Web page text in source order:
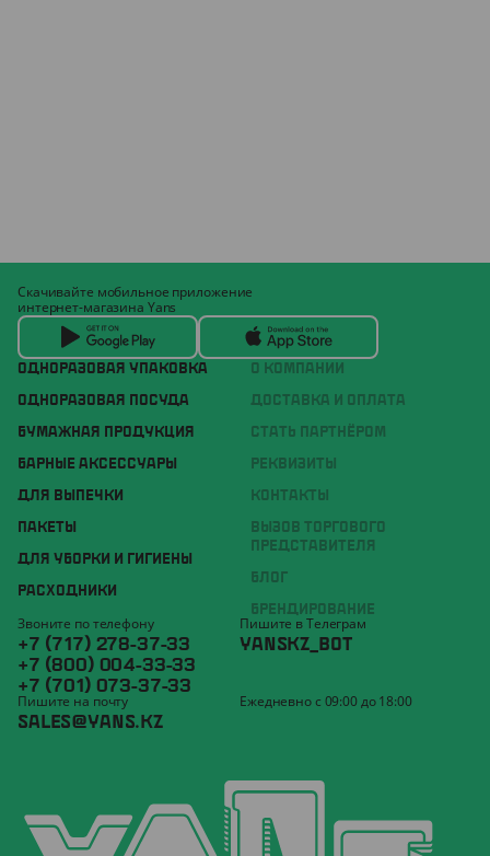
ОДНОРАЗОВАЯ УПАКОВКА
ОДНОРАЗОВАЯ ПОСУДА
БУМАЖНАЯ ПРОДУКЦИЯ
БАРНЫЕ АКСЕССУАРЫ
ДЛЯ ВЫПЕЧКИ
ПАКЕТЫ
ДЛЯ УБОРКИ И ГИГИЕНЫ
РАСХОДНИКИ
О КОМПАНИИ
ДОСТАВКА И ОПЛАТА
СТАТЬ ПАРТНЁРОМ
РЕКВИЗИТЫ
КОНТАКТЫ
ВЫЗОВ ТОРГОВОГО
ПРЕДСТАВИТЕЛЯ
БЛОГ
БРЕНДИРОВАНИЕ
Скачивайте мобильное приложение
интернет-магазина Yans
Звоните по телефону
+7 (717) 278-37-33
+7 (800) 004-33-33
+7 (701) 073-37-33
Пишите в Телеграм
YANSKZ_BOT
Пишите на почту
SALES@YANS.KZ
Ежедневно с 09:00 до 18:00